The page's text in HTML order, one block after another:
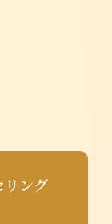
リング